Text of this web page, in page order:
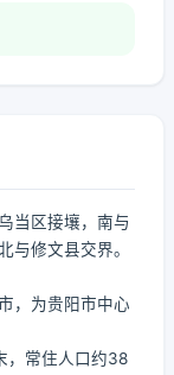
当区接壤，南与
与修文县交界。
，为贵阳市中心
，常住人口约38